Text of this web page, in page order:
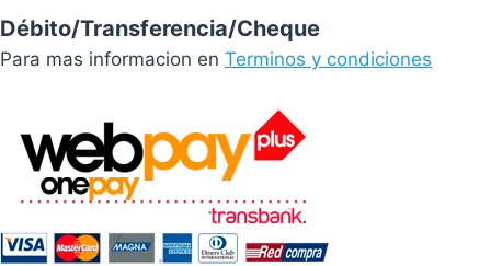
Débito/Transferencia/Cheque
Para mas informacion en Terminos y condiciones